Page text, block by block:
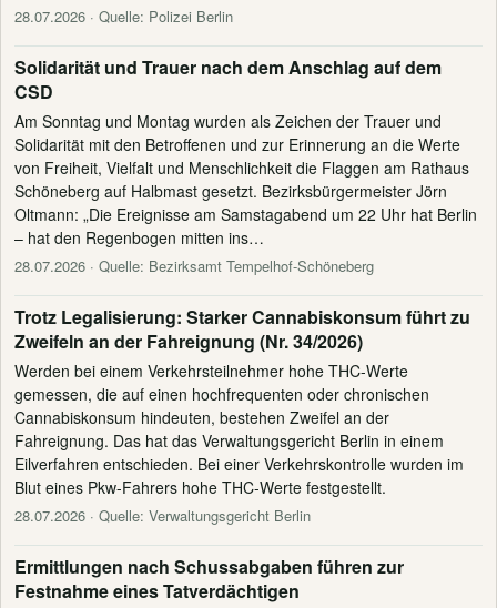
28.07.2026 · Quelle: Polizei Berlin
Solidarität und Trauer nach dem Anschlag auf dem
CSD
Am Sonntag und Montag wurden als Zeichen der Trauer und
Solidarität mit den Betroffenen und zur Erinnerung an die Werte
von Freiheit, Vielfalt und Menschlichkeit die Flaggen am Rathaus
Schöneberg auf Halbmast gesetzt. Bezirksbürgermeister Jörn
Oltmann: „Die Ereignisse am Samstagabend um 22 Uhr hat Berlin
– hat den Regenbogen mitten ins…
28.07.2026 · Quelle: Bezirksamt Tempelhof-Schöneberg
Trotz Legalisierung: Starker Cannabiskonsum führt zu
Zweifeln an der Fahreignung (Nr. 34/2026)
Werden bei einem Verkehrsteilnehmer hohe THC-Werte
gemessen, die auf einen hochfrequenten oder chronischen
Cannabiskonsum hindeuten, bestehen Zweifel an der
Fahreignung. Das hat das Verwaltungsgericht Berlin in einem
Eilverfahren entschieden. Bei einer Verkehrskontrolle wurden im
Blut eines Pkw-Fahrers hohe THC-Werte festgestellt.
28.07.2026 · Quelle: Verwaltungsgericht Berlin
Ermittlungen nach Schussabgaben führen zur
Festnahme eines Tatverdächtigen